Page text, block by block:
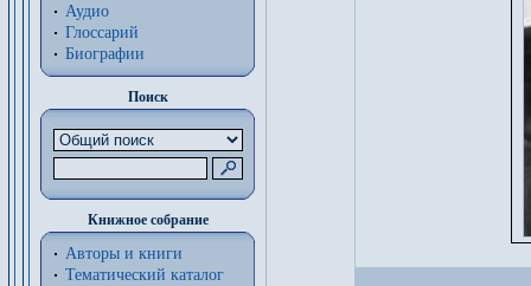
Аудио
Глоссарий
Биографии
Поиск
Книжное собрание
Авторы и книги
Тематический каталог